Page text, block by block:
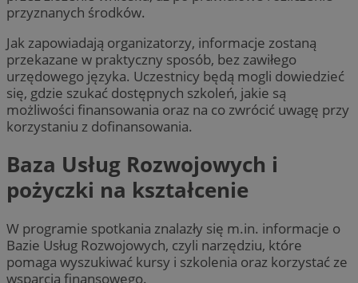
przyznanych środków.
Jak zapowiadają organizatorzy, informacje zostaną
przekazane w praktyczny sposób, bez zawiłego
urzędowego języka. Uczestnicy będą mogli dowiedzieć
się, gdzie szukać dostępnych szkoleń, jakie są
możliwości finansowania oraz na co zwrócić uwagę przy
korzystaniu z dofinansowania.
Baza Usług Rozwojowych i
pożyczki na kształcenie
W programie spotkania znalazły się m.in. informacje o
Bazie Usług Rozwojowych, czyli narzędziu, które
pomaga wyszukiwać kursy i szkolenia oraz korzystać ze
wsparcia finansowego.